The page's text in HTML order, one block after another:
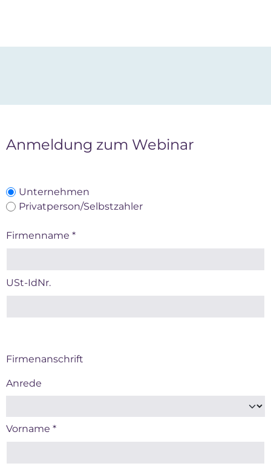
Anmeldung zum Webinar
Unternehmen
Privatperson/Selbstzahler
Firmenname *
USt-IdNr.
Firmenanschrift
Anrede
Vorname *